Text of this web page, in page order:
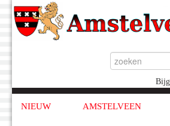
NIEUW AMSTELVEEN